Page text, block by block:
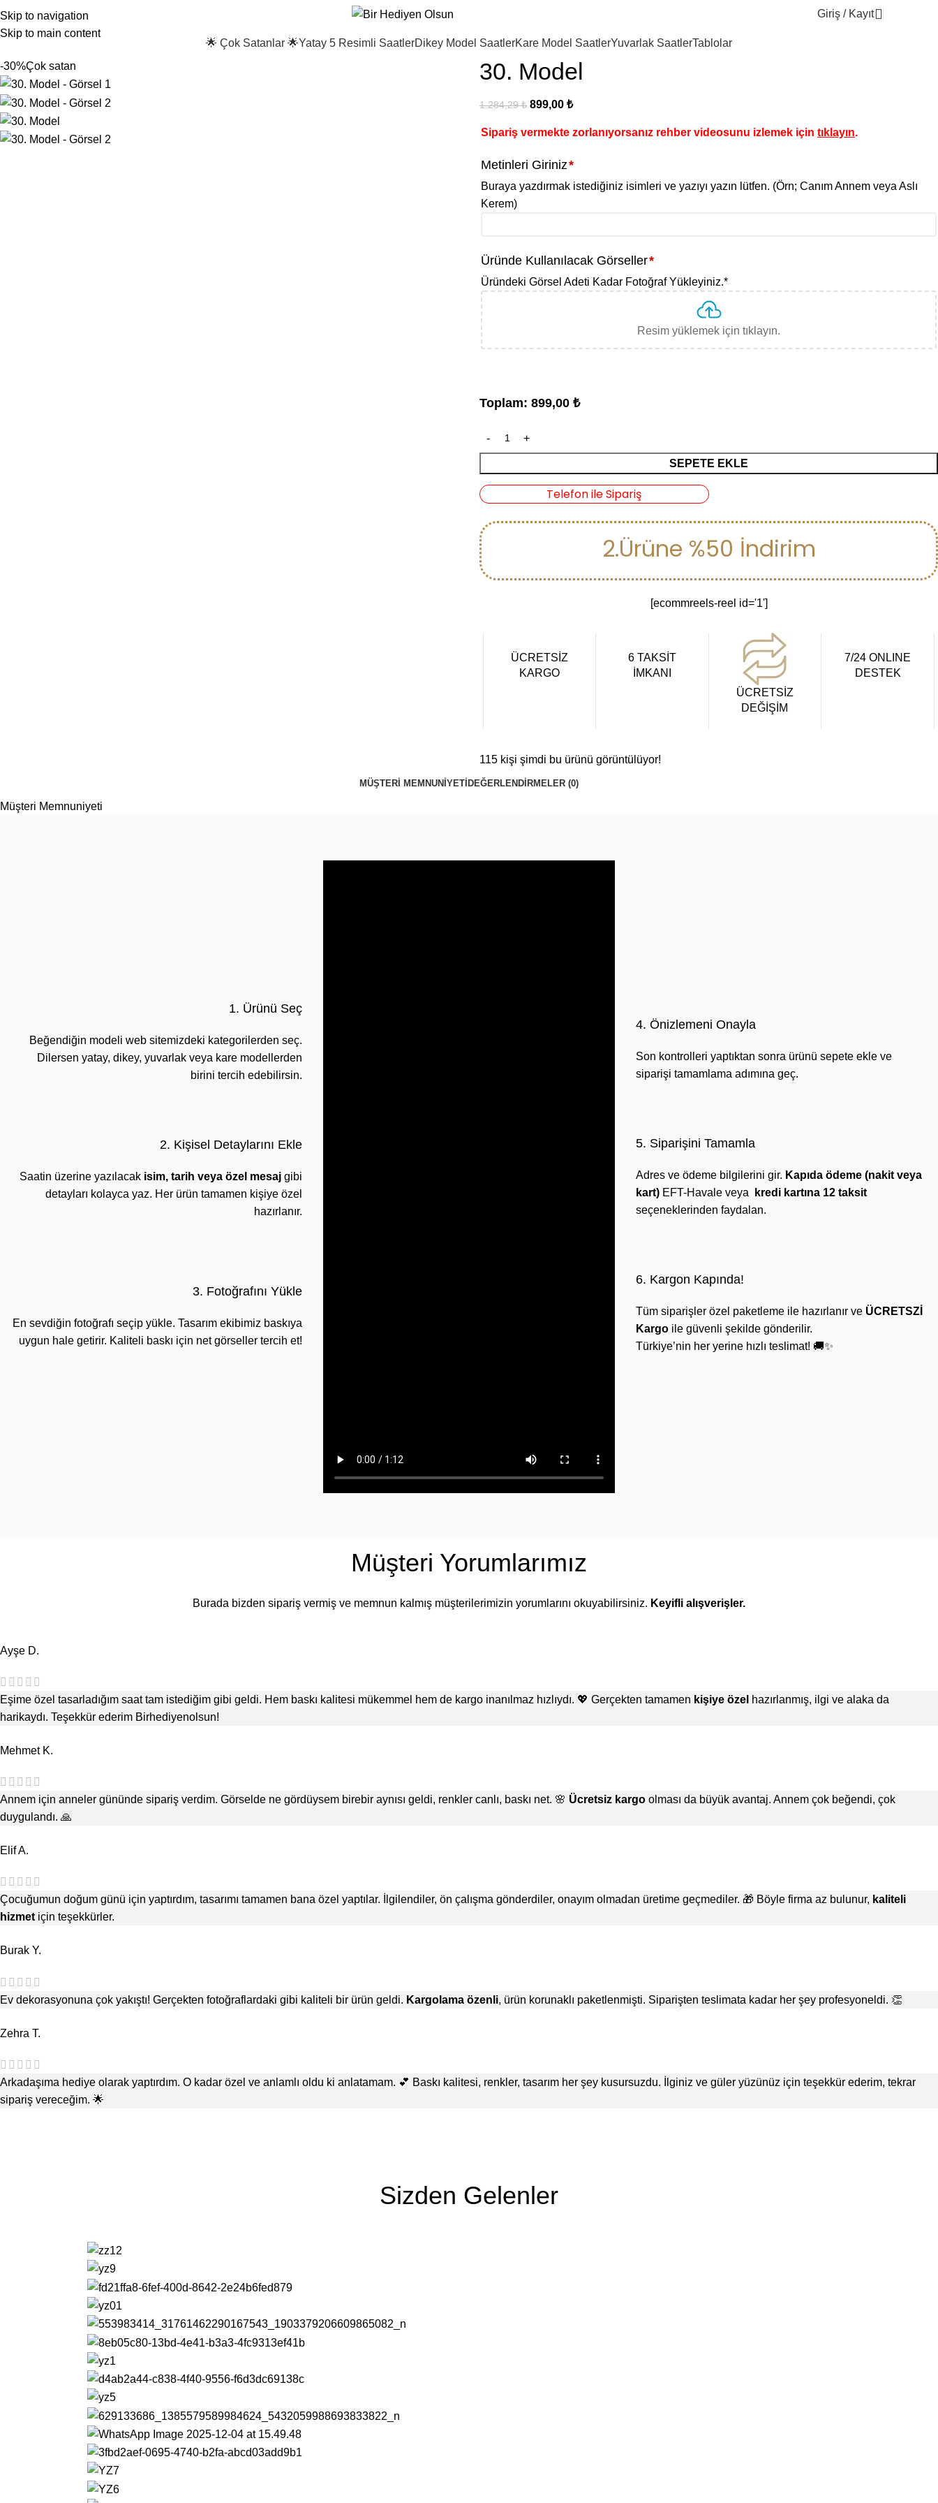
Skip to navigation
Skip to main content
Giriş / Kayıt
🌟 Çok Satanlar 🌟Yatay 5 Resimli SaatlerDikey Model SaatlerKare Model SaatlerYuvarlak SaatlerTablolar
-30%Çok satan 30. Model
1.284,29₺ 899,00 ₺
Sipariş vermekte zorlanıyorsanız rehber videosunu izlemek için tıklayın.
Metinleri Giriniz*
Buraya yazdırmak istediğiniz isimleri ve yazıyı yazın lütfen. (Örn; Canım Annem veya Aslı
Kerem)
Üründe Kullanılacak Görseller*
Üründeki Görsel Adeti Kadar Fotoğraf Yükleyiniz.*
Resim yüklemek için tıklayın.
Toplam: 899,00 ₺
SEPETE EKLE
Telefon ile Sipariş
2.Ürüne %50 İndirim
[ecommreels-reel id='1']
ÜCRETSİZ
KARGO
6 TAKSİT
İMKANI
ÜCRETSİZ
DEĞİŞİM
7/24 ONLINE
DESTEK
115 kişi şimdi bu ürünü görüntülüyor!
MÜŞTERI MEMNUNIYETIDEĞERLENDIRMELER (0)
Müşteri Memnuniyeti
1. Ürünü Seç
Beğendiğin modeli web sitemizdeki kategorilerden seç.
Dilersen yatay, dikey, yuvarlak veya kare modellerden
birini tercih edebilirsin.
2. Kişisel Detaylarını Ekle
Saatin üzerine yazılacak isim, tarih veya özel mesajgibi
detayları kolayca yaz. Her ürün tamamen kişiye özel
hazırlanır.
3. Fotoğrafını Yükle
En sevdiğin fotoğrafı seçip yükle. Tasarım ekibimiz baskıya
uygun hale getirir. Kaliteli baskı için net görseller tercih et!
4. Önizlemeni Onayla
Son kontrolleri yaptıktan sonra ürünü sepete ekle ve
siparişi tamamlama adımına geç.
5. Siparişini Tamamla
Adres ve ödeme bilgilerini gir. Kapıda ödeme (nakit veya
kart)EFT-Havale veya
kredi kartına 12 taksit
seçeneklerinden faydalan.
6. Kargon Kapında!
Tüm siparişler özel paketleme ile hazırlanır ve ÜCRETSZİ
Kargoile güvenli şekilde gönderilir.
Türkiye’nin her yerine hızlı teslimat! 🚚✨
Müşteri Yorumlarımız
Burada bizden sipariş vermiş ve memnun kalmış müşterilerimizin yorumlarını okuyabilirsiniz. Keyifli alışverişler.
Ayşe D.
Eşime özel tasarladığım saat tam istediğim gibi geldi. Hem baskı kalitesi mükemmel hem de kargo inanılmaz hızlıydı. 💖 Gerçekten tamamen kişiye özel hazırlanmış, ilgi ve alaka da
harikaydı. Teşekkür ederim Birhediyenolsun!
Mehmet K.
Annem için anneler gününde sipariş verdim. Görselde ne gördüysem birebir aynısı geldi, renkler canlı, baskı net. 🌸 Ücretsiz kargo olması da büyük avantaj. Annem çok beğendi, çok
duygulandı. 🙏
Elif A.
Çocuğumun doğum günü için yaptırdım, tasarımı tamamen bana özel yaptılar. İlgilendiler, ön çalışma gönderdiler, onayım olmadan üretime geçmediler. 🎁 Böyle firma az bulunur, kaliteli
hizmetiçin teşekkürler.
Burak Y.
Ev dekorasyonuna çok yakıştı! Gerçekten fotoğraflardaki gibi kaliteli bir ürün geldi. Kargolama özenli, ürün korunaklı paketlenmişti. Siparişten teslimata kadar her şey profesyoneldi. 👏
Zehra T.
Arkadaşıma hediye olarak yaptırdım. O kadar özel ve anlamlı oldu ki anlatamam. 💕 Baskı kalitesi, renkler, tasarım her şey kusursuzdu. İlginiz ve güler yüzünüz için teşekkür ederim, tekrar
sipariş vereceğim. 🌟
Sizden Gelenler